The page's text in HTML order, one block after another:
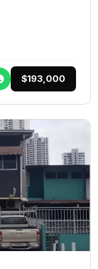
$193,000